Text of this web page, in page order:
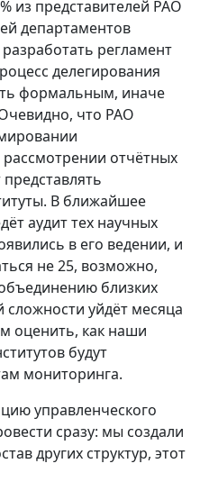
из представителей РАО
департаментов
регламент
делегирования
формальным, иначе
что РАО
рассмотрении отчётных
В ближайшее
аудит тех научных
в его ведении, и
не 25, возможно,
близких
сложности уйдёт месяца
оценить, как наши
будут
мониторинга.
управленческого
сразу: мы создали
других структур, этот